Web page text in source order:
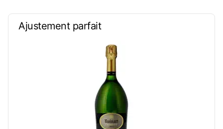
Ajustement parfait